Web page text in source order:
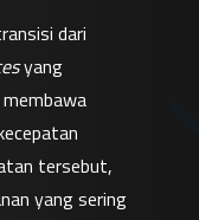
dari
yang
tersebut,
yang sering